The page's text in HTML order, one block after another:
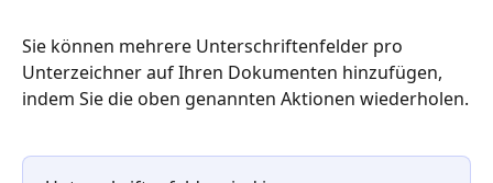
Sie können mehrere Unterschriftenfelder pro
Unterzeichner auf Ihren Dokumenten hinzufügen,
indem Sie die oben genannten Aktionen wiederholen.